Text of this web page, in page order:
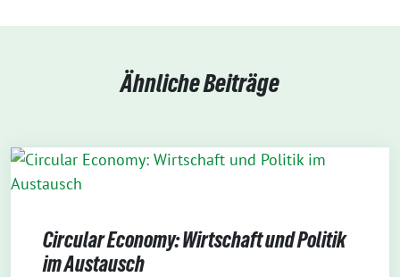
Ähnliche Beiträge
Circular Economy: Wirtschaft und Politik
im Austausch